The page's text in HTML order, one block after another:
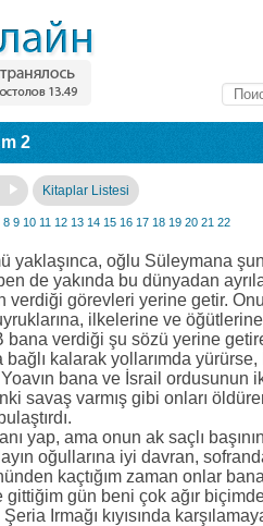
2
Kitaplar Listesi
8 9 10 11 12 13 14 15 16 17 18 19 20 21 22
yaklaşınca, oğlu Süleymana
de yakında bu dünyadan
verdiği görevleri yerine getir.
ilkelerine ve
bana verdiği şu sözü yerine
kalarak yollarımda
bana ve İsrail ordusunun
savaş varmış gibi onları
yap, ama onun ak saçlı
oğullarına iyi davran,
kaçtığım zaman onlar
gittiğim gün beni çok ağır
Irmağı kıyısında